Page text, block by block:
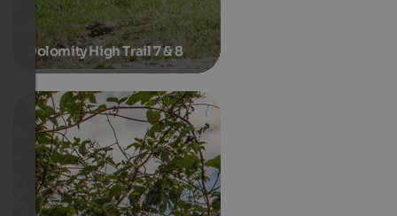
Dolomity High Trail 7 & 8